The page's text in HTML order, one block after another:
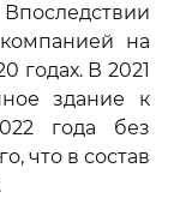
на
годах. В 2021
здание к
года без
что в состав